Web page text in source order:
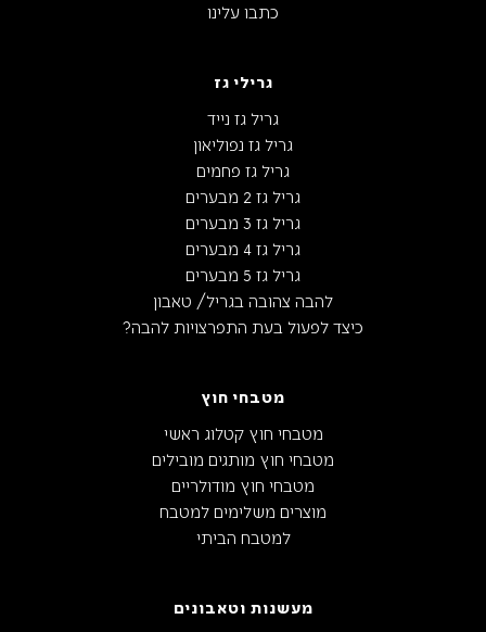
כתבו עלינו
גרילי גז
גריל גז נייד
גריל גז נפוליאון
גריל גז פחמים
גריל גז 2 מבערים
גריל גז 3 מבערים
גריל גז 4 מבערים
גריל גז 5 מבערים
להבה צהובה בגריל/ טאבון
כיצד לפעול בעת התפרצויות להבה?
מטבחי חוץ
מטבחי חוץ קטלוג ראשי
מטבחי חוץ מותגים מובילים
מטבחי חוץ מודולריים
מוצרים משלימים למטבח
למטבח הביתי
מעשנות וטאבונים